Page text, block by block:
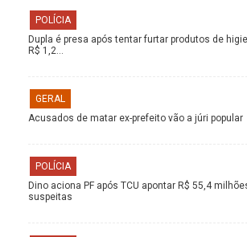
POLÍCIA
Dupla é presa após tentar furtar produtos de
R$ 1,2…
GERAL
Acusados de matar ex-prefeito vão a júri popular
POLÍCIA
Dino aciona PF após TCU apontar R$ 55,4
suspeitas